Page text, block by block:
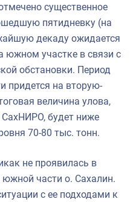
существенное
пятидневку (на
декаду ожидается
южном участке в связи с
обстановки. Период
придется на вторую-
величина улова,
будет ниже
70-80 тыс. тонн.
не проявилась в
части о. Сахалин.
с ее подходами к